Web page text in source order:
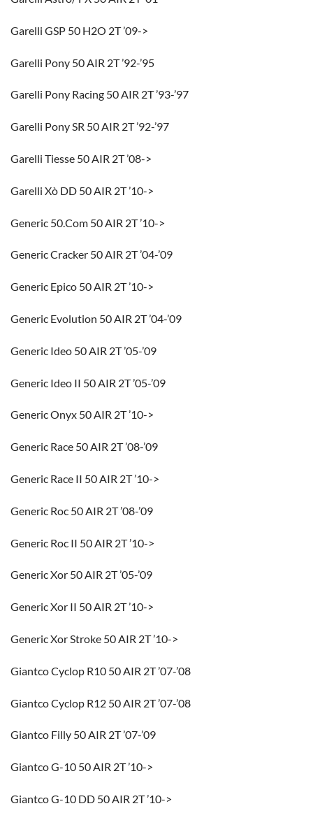
Garelli GSP 50 H2O 2T ’09->
Garelli Pony 50 AIR 2T ’92-’95
Garelli Pony Racing 50 AIR 2T ’93-’97
Garelli Pony SR 50 AIR 2T ’92-’97
Garelli Tiesse 50 AIR 2T ’08->
Garelli Xò DD 50 AIR 2T ’10->
Generic 50.Com 50 AIR 2T ’10->
Generic Cracker 50 AIR 2T ’04-’09
Generic Epico 50 AIR 2T ’10->
Generic Evolution 50 AIR 2T ’04-’09
Generic Ideo 50 AIR 2T ’05-’09
Generic Ideo II 50 AIR 2T ’05-’09
Generic Onyx 50 AIR 2T ’10->
Generic Race 50 AIR 2T ’08-’09
Generic Race II 50 AIR 2T ’10->
Generic Roc 50 AIR 2T ’08-’09
Generic Roc II 50 AIR 2T ’10->
Generic Xor 50 AIR 2T ’05-’09
Generic Xor II 50 AIR 2T ’10->
Generic Xor Stroke 50 AIR 2T ’10->
Giantco Cyclop R10 50 AIR 2T ’07-’08
Giantco Cyclop R12 50 AIR 2T ’07-’08
Giantco Filly 50 AIR 2T ’07-’09
Giantco G-10 50 AIR 2T ’10->
Giantco G-10 DD 50 AIR 2T ’10->